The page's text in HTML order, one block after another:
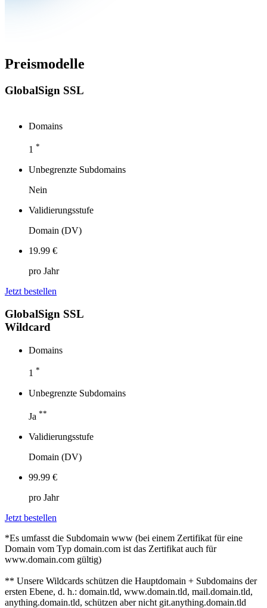
Preismodelle
GlobalSign SSL
Domains
1 *
Unbegrenzte Subdomains
Nein
Validierungsstufe
Domain (DV)
19.99 €
pro Jahr
Jetzt bestellen
GlobalSign SSL
Wildcard
Domains
1 *
Unbegrenzte Subdomains
Ja **
Validierungsstufe
Domain (DV)
99.99 €
pro Jahr
Jetzt bestellen
*Es umfasst die Subdomain www (bei einem Zertifikat für eine
Domain vom Typ domain.com ist das Zertifikat auch für
www.domain.com gültig)
** Unsere Wildcards schützen die Hauptdomain + Subdomains der
ersten Ebene, d. h.: domain.tld, www.domain.tld, mail.domain.tld,
anything.domain.tld, schützen aber nicht git.anything.domain.tld